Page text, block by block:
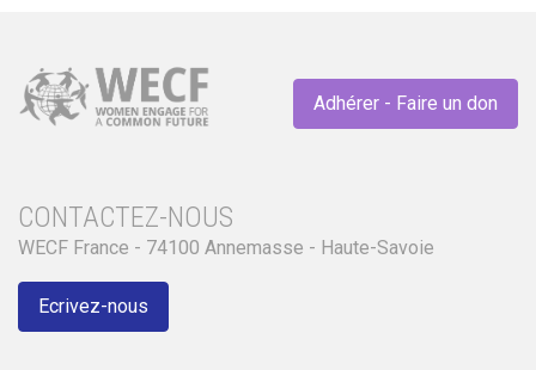
Adhérer - Faire un don
CONTACTEZ-NOUS
WECF France - 74100 Annemasse - Haute-Savoie
Ecrivez-nous